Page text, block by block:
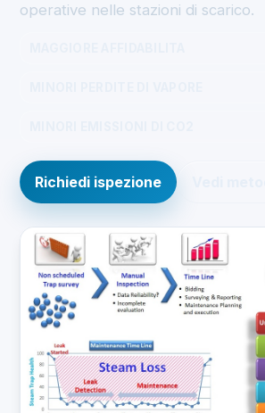
operative nelle stazioni di scarico.
Richiedi ispezione